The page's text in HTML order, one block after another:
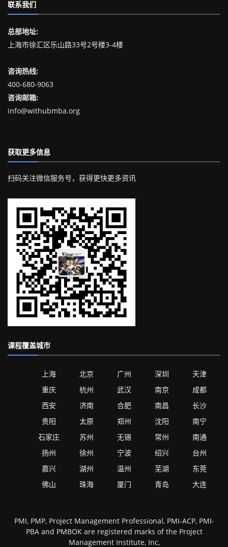
联系我们
总部地址:
上海市徐汇区乐山路33号2号楼3-4楼
咨询热线:
400-680-9063
咨询邮箱:
info@withubmba.org
获取更多信息
扫码关注微信服务号，获得更快更多资讯
课程覆盖城市
上海 北京 广州 深圳
天津
重庆
杭州 武汉 南京
成都
西安
济南 合肥 南昌
长沙
贵阳
太原 郑州 沈阳
南宁
石家庄
苏州 无锡 常州
南通
扬州
徐州 宁波 绍兴
台州
嘉兴
湖州 温州 芜湖
东莞
佛山
珠海 厦门 青岛 大连
PMI, PMP, Project Management Professional, PMI-ACP, PMI-
PBA and PMBOK are registered marks of the Project
Management Institute, Inc,